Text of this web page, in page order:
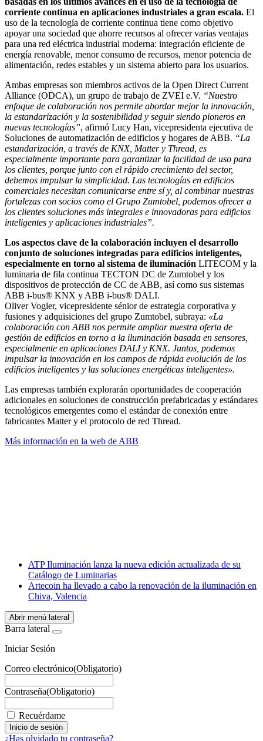
corriente continua en aplicaciones industriales a gran escala. El
uso de la tecnología de corriente continua tiene como objetivo
apoyar una sociedad que ahorre recursos al ofrecer varias ventajas
para una red eléctrica industrial moderna: integración eficiente de
energía renovable, menor consumo de recursos, menor potencia de
alimentación, redes estables y un sistema abierto para los usuarios.
Ambas empresas son miembros activos de la Open Direct Current
Alliance (ODCA), un grupo de trabajo de ZVEI e.V. “Nuestro
enfoque de colaboración nos permite abordar mejor la innovación,
la estandarización y la sostenibilidad y seguir siendo pioneros en
nuevas tecnologías”, afirmó Lucy Han, vicepresidenta ejecutiva de
Soluciones de automatización de edificios y hogares de ABB. “La
estandarización, a través de KNX, Matter y Thread, es
especialmente importante para garantizar la facilidad de uso para
los clientes, porque junto con el rápido crecimiento del sector,
debemos impulsar la simplicidad. Las tecnologías en edificios
comerciales necesitan comunicarse entre sí y, al combinar nuestras
fortalezas con socios como el Grupo Zumtobel, podemos ofrecer a
los clientes soluciones más integrales e innovadoras para edificios
inteligentes y aplicaciones industriales”.
Los aspectos clave de la colaboración incluyen el desarrollo
conjunto de soluciones integradas para edificios inteligentes,
especialmente en torno al sistema de iluminación LITECOM y la
luminaria de fila continua TECTON DC de Zumtobel y los
dispositivos de protección de CC de ABB, así como sus sistemas
ABB i-bus® KNX y ABB i-bus® DALI.
Oliver Vogler, vicepresidente sénior de estrategia corporativa y
fusiones y adquisiciones del grupo Zumtobel, subraya: «La
colaboración con ABB nos permite ampliar nuestra oferta de
gestión de edificios en torno a la iluminación basada en sensores,
especialmente en aplicaciones DALI y KNX. Juntos, podemos
impulsar la innovación en los campos de rápida evolución de los
edificios inteligentes y las soluciones energéticas inteligentes».
Las empresas también explorarán oportunidades de cooperación
adicionales en soluciones de construcción prefabricadas y estándares
tecnológicos emergentes como el estándar de conexión entre
fabricantes Matter y el protocolo de red Thread.
Más información en la web de ABB
WhatsApp
ATP Iluminación lanza la nueva edición actualizada de su
Catálogo de Luminarias
Artecoin ha llevado a cabo la renovación de la iluminación en
Chiva, Valencia
Abrir menú lateral
Barra lateral
Iniciar Sesión
Correo electrónico(Obligatorio)
Contraseña(Obligatorio)
Recuérdame
¿Has olvidado tu contraseña?